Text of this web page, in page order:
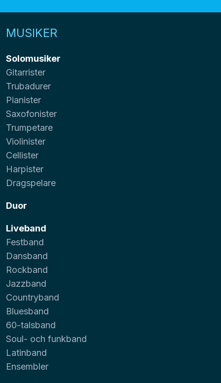
MUSIKER
Solomusiker
Gitarrister
Trubadurer
Pianister
Saxofonister
Trumpetare
Violinister
Cellister
Harpister
Dragspelare
Duor
Liveband
Festband
Dansband
Rockband
Jazzband
Countryband
Bluesband
60-talsband
Soul- och funkband
Latinband
Ensembler